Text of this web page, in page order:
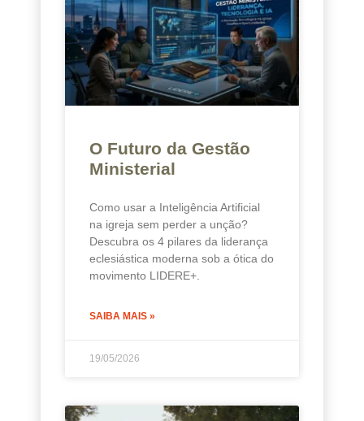
O Futuro da Gestão
Ministerial
Como usar a Inteligência Artificial
na igreja sem perder a unção?
Descubra os 4 pilares da liderança
eclesiástica moderna sob a ótica do
movimento LIDERE+.
SAIBA MAIS »
19/05/2026